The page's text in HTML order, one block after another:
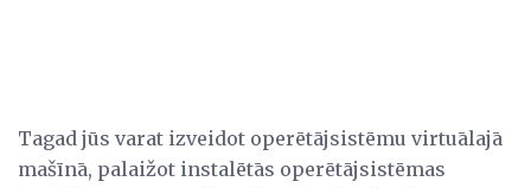
Tagad jūs varat izveidot operētājsistēmu virtuālajā
mašīnā, palaižot instalētās operētājsistēmas